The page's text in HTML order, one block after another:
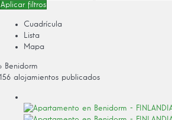
Aplicar filtros
Cuadrícula
Lista
Mapa
› Benidorm
156 alojamientos publicados